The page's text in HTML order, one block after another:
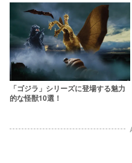
「ゴジラ」シリーズに登場する魅力
的な怪獣10選！